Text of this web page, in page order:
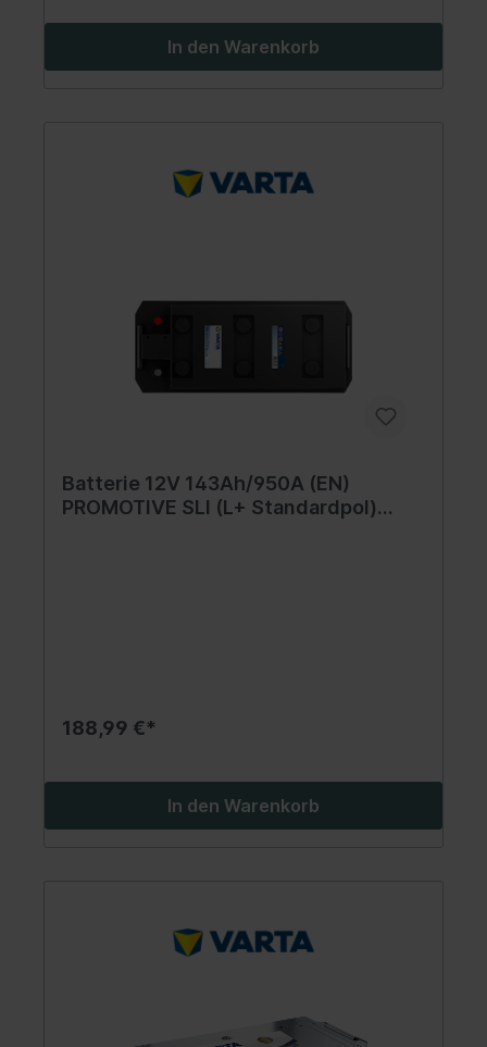
In den Warenkorb
Batterie 12V 143Ah/950A (EN)
PROMOTIVE SLI (L+ Standardpol)
188,99 €*
In den Warenkorb